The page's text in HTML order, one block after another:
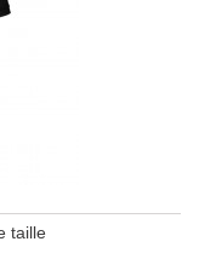
taille